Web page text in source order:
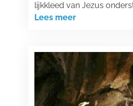
lijkkleed van Jezus
Lees meer